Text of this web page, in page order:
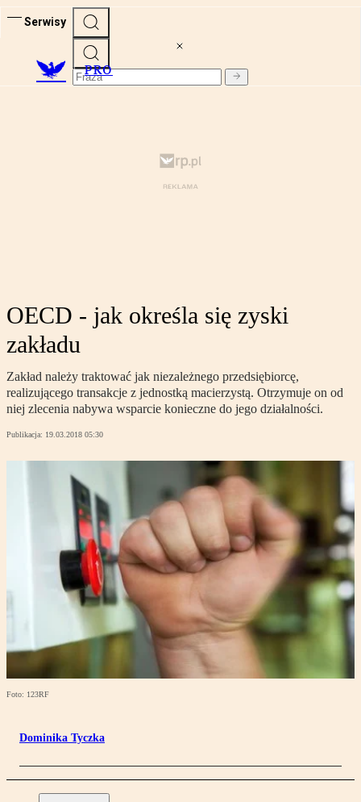
Serwisy
PRO
OECD - jak określa się zyski
zakładu
Zakład należy traktować jak niezależnego przedsiębiorcę,
realizującego transakcje z jednostką macierzystą. Otrzymuje on od
niej zlecenia nabywa wsparcie konieczne do jego działalności.
Publikacja: 19.03.2018 05:30
Foto: 123RF
Dominika Tyczka